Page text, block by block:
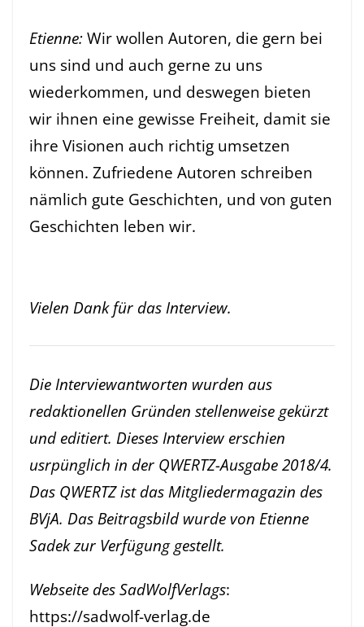
Etienne: Wir wollen Autoren, die gern bei
uns sind und auch gerne zu uns
wiederkommen, und deswegen bieten
wir ihnen eine gewisse Freiheit, damit sie
ihre Visionen auch richtig umsetzen
können. Zufriedene Autoren schreiben
nämlich gute Geschichten, und von guten
Geschichten leben wir.
Vielen Dank für das Interview.
Die Interviewantworten wurden aus
redaktionellen Gründen stellenweise gekürzt
und editiert. Dieses Interview erschien
usrpünglich in der QWERTZ-Ausgabe 2018/4.
Das QWERTZ ist das Mitgliedermagazin des
BVjA. Das Beitragsbild wurde von Etienne
Sadek zur Verfügung gestellt.
Webseite des SadWolfVerlags:
https://sadwolf-verlag.de